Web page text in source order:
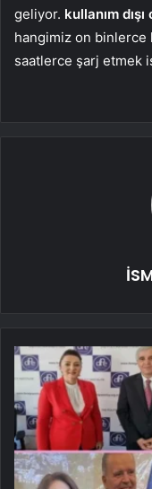
geliyor. kullanım
hangimiz on binlerce
saatlerce şarj etmek